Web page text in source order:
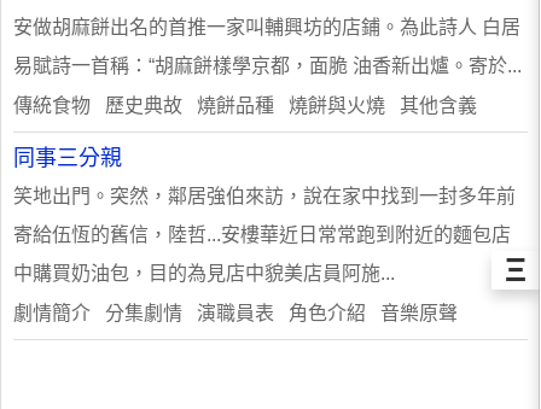
安做胡麻餅出名的首推一家叫輔興坊的店鋪。為此詩人 白居
易賦詩一首稱：“胡麻餅樣學京都，面脆 油香新出爐。寄於...
傳統食物 歷史典故 燒餅品種 燒餅與火燒 其他含義
同事三分親
笑地出門。突然，鄰居強伯來訪，說在家中找到一封多年前
寄給伍恆的舊信，陸哲...安樓華近日常常跑到附近的麵包店
中購買奶油包，目的為見店中貌美店員阿施...
劇情簡介 分集劇情 演職員表 角色介紹 音樂原聲
Ξ